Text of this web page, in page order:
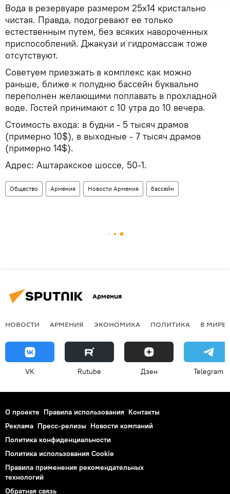
Вода в резервуаре размером 25х14 кристально
чистая. Правда, подогревают ее только
естественным путем, без всяких навороченных
приспособлений. Джакузи и гидромассаж тоже
отсутствуют.
Советуем приезжать в комплекс как можно
раньше, ближе к полудню бассейн буквально
переполнен желающими поплавать в прохладной
воде. Гостей принимают с 10 утра до 10 вечера.
Стоимость входа: в будни - 5 тысяч драмов
(примерно 10$), в выходные - 7 тысяч драмов
(примерно 14$).
Адрес: Аштаракское шоссе, 50-1.
Общество Армения Новости Армения бассейн
Армения
НОВОСТИ АРМЕНИЯ ЭКОНОМИКА ПОЛИТИКА В МИРЕ
VK Rutube Дзен Telegram
О проекте Правила использования Контакты
Реклама Пресс-релизы Новости компаний
Политика конфиденциальности
Политика использования Cookie
Правила применения рекомендательных
технологий
Обратная связь